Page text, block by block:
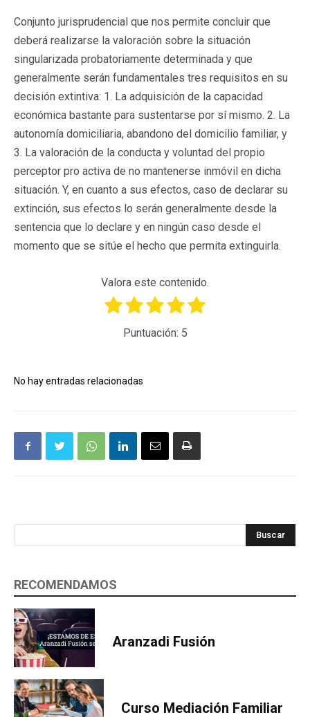
Conjunto jurisprudencial que nos permite concluir que
deberá realizarse la valoración sobre la situación
singularizada probatoriamente determinada y que
generalmente serán fundamentales tres requisitos en su
decisión extintiva: 1. La adquisición de la capacidad
económica bastante para sustentarse por sí mismo. 2. La
autonomía domiciliaria, abandono del domicilio familiar, y
3. La valoración de la conducta y voluntad del propio
perceptor pro activa de no mantenerse inmóvil en dicha
situación. Y, en cuanto a sus efectos, caso de declarar su
extinción, sus efectos lo serán generalmente desde la
sentencia que lo declare y en ningún caso desde el
momento que se sitúe el hecho que permita extinguirla.
Valora este contenido.
Puntuación: 5
No hay entradas relacionadas
Buscar
RECOMENDAMOS
Aranzadi Fusión
Curso Mediación Familiar